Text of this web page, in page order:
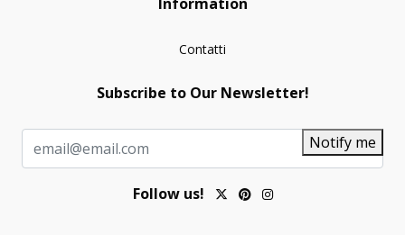
Contatti
Subscribe to Our Newsletter!
Notify me
Follow us!